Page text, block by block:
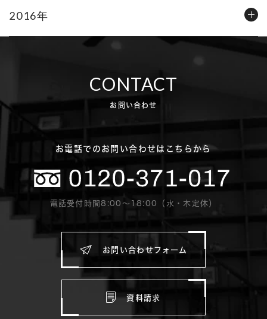
2016年
CONTACT
お問い合わせ
お電話でのお問い合わせはこちらから
電話受付時間8:00〜18:00（水・木定休）
お問い合わせフォーム
資料請求